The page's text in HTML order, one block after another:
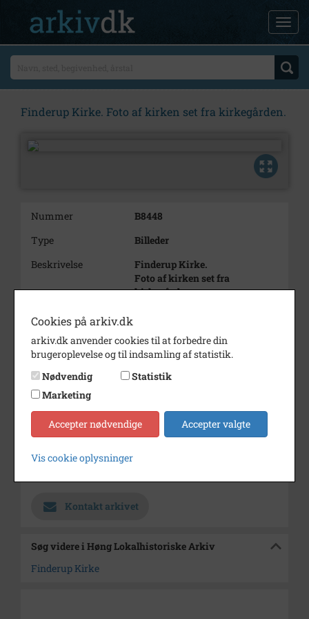
Finderup Kirke. Foto af kirken set fra kirkegården.
Nummer
B8448
Type
Billeder
Beskrivelse
Finderup Kirke.
Foto af kirken set fra
kirkegården.
Årstal
Dateringsnote
?
Fotograf
Se på kort
Type
Sogn (1000-2050)
Enhed
Finderup Sogn (Kalundborg
Kontakt arkivet
Søg videre i Høng Lokalhistoriske Arkiv
Finderup Kirke
Cookies på arkiv.dk
arkiv.dk anvender cookies til at forbedre din
brugeroplevelse og til indsamling af statistik.
Nødvendig
Statistik
Marketing
Accepter nødvendige Accepter valgte
Vis cookie oplysninger